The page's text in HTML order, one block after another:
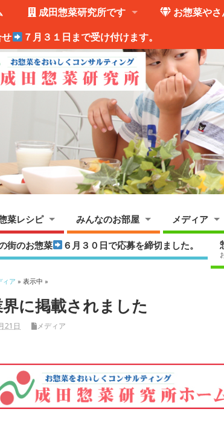
成田惣菜研究所です お惣菜や
７月３１日まで受け付けます。
菜レシピ みんなのお部屋 メディア
街のお惣菜 ６月３０日で応募を締切ました。
ィア » 表示中 »
に掲載されました
21日 メディア